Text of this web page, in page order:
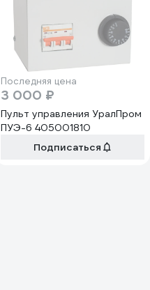
Последняя цена
3 000 ₽
Пульт управления УралПром
ПУЭ-6 405001810
Подписаться